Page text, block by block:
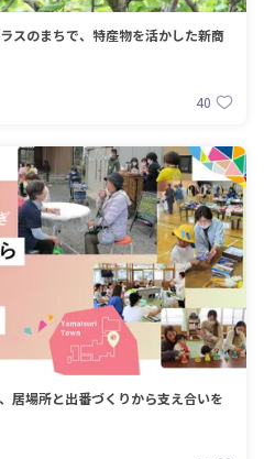
スのまちで、特産物を活かした新商
40
居場所と出番づくりから支え合いを